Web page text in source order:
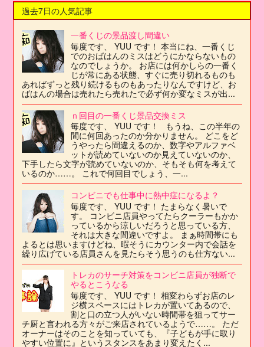
過去7日の人気記事
一番くじの景品渡し間違い
毎度です、 YUU です！ 本当にね、一番くじ
でのおばはんのミスはどうにかならないもの
なのでしょうか。 お店には何かしらの一番く
じが常にある状態、すぐに売り切れるものも
あればずっと残り続けるものもあったりなんですけど、お
ばはんの場合は売れたら売れたで必ず何か変なミスが出...
ｎ回目の一番くじ景品交換ミス
毎度です、 YUU です！ もうね、この半年の
間に何回あったのか分かりません。 どこをど
うやったら間違えるのか、数字やアルファベ
ットが読めていないのか見えていないのか、
下手したら文字が読めていないのか、そもそも何を考えて
いるのか……。 これで何回目でしょう、一...
コンビニでも仕事中に熱中症になるよ？
毎度です、 YUU です！ たまらなく暑いで
す。 コンビニ店員やってたらクーラーもかか
っているから涼しいだろうと思っている方、
それは大きな間違いですよ。 まぁ時間帯にも
よるとは思いますけどね、暇そうにカウンター内で会話を
繰り広げている店員さんを見たらそう思うのも仕方ない...
トレカのサーチ対策をコンビニ店員が独断で
やるとこうなる
毎度です、 YUU です！ 相変わらずお店のレ
ジ横スペースにはトレカが置いてあるので、
割と口の立つ人がいない時間帯を狙ってサー
チ厨と言われる方々がご来店されているようで……。 ただ
オーナーはそのことを知っていても、『子どもが手に取り
やすい位置に』というスタンスをあまり変えたく...